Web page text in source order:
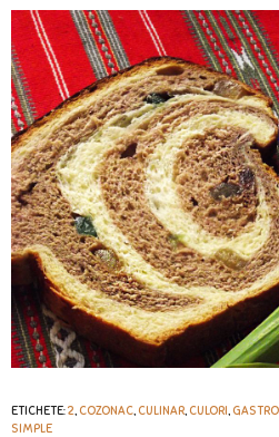
ETICHETE:2,COZONAC,CULINAR,CULORI,
SIMPLE